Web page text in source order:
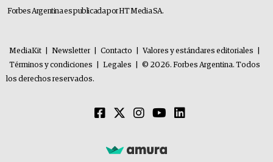
Forbes Argentina es publicada por HT Media SA.
MediaKit Newsletter Contacto Valores y estándares editoriales
Términos y condiciones
Legales
© 2026. Forbes Argentina. Todos
los derechos reservados.